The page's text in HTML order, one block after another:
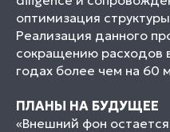
оптимизация
Реализация данного
сокращению расходов
годах более чем на 60
ПЛАНЫ НА БУДУЩЕЕ
«Внешний фон